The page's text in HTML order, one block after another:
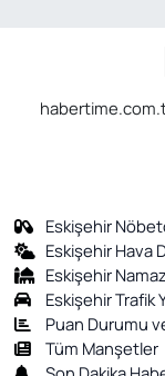
Eskişehir
Eskişehir Hava
Eskişehir
Eskişehir Trafik
Puan Durumu
Tüm Manşetler